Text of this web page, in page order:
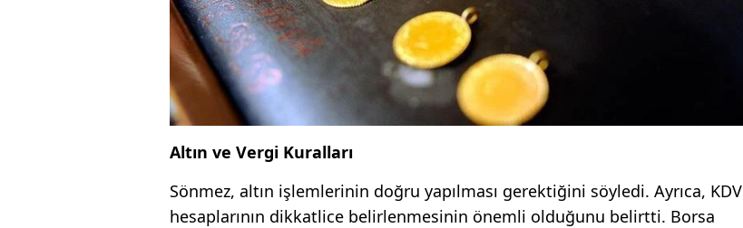
Altın ve Vergi Kuralları
Sönmez, altın işlemlerinin doğru yapılması gerektiğini söyledi. Ayrıca, KDV
hesaplarının dikkatlice belirlenmesinin önemli olduğunu belirtti. Borsa